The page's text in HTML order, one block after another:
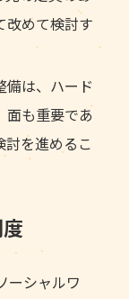
改めて検討す
は、ハード
面も重要であ
討を進めるこ
ーシャルワ